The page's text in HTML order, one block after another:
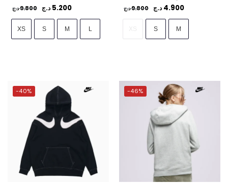
9.800د.ج 5.200 د.ج
XS S M L
9.800د.ج 4.900 د.ج
S M
-40% -46%